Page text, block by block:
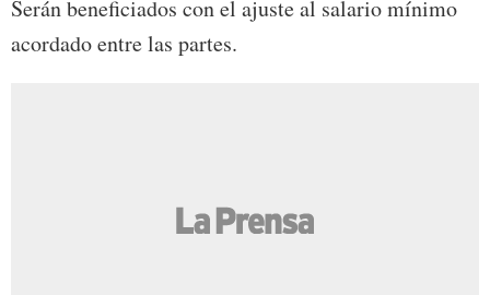
Serán beneficiados con el ajuste al salario mínimo
acordado entre las partes.